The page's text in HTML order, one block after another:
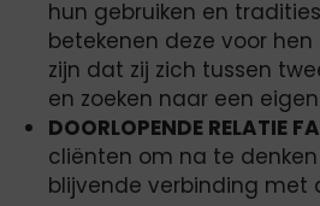
hun gebruiken en
betekenen deze voor hen
zijn dat zij zich tussen
en zoeken naar een
DOORLOPENDE RELATIE
cliënten om na te
blijvende verbinding met